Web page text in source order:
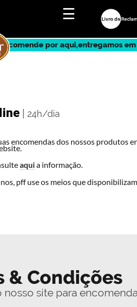
☰
Encomende por aqui,entregamos em
| 24h/dia
encomendas dos nossos produtos
aquia informação.
pff use os meios que
& Condições
nosso site para